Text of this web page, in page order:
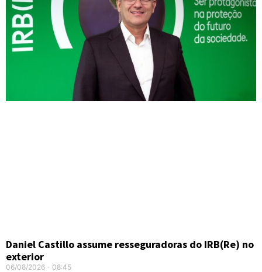
Daniel Castillo assume resseguradoras do IRB(Re) no
exterior
06/08/2026 08:45